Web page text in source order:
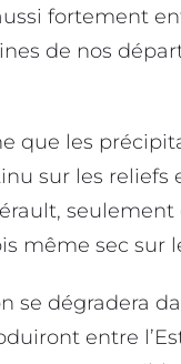
fortement
de nos
que les
sur les
même sec sur
se dégradera
entre